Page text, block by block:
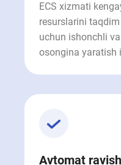
ECS xizmati
resurslarini
uchun ishonchli
osongina yaratish
Avtomat